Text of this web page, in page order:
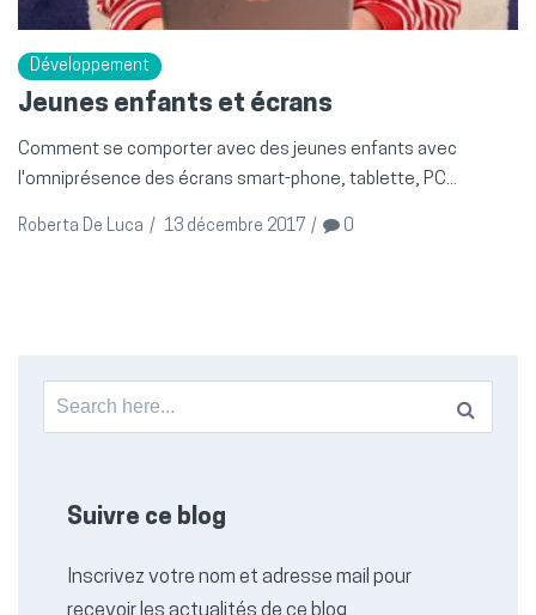
Développement
Jeunes enfants et écrans
Comment se comporter avec des jeunes enfants avec
l'omniprésence des écrans smart-phone, tablette, PC...
Roberta De Luca / 13 décembre 2017 / 0
Search
for:
Suivre ce blog
Inscrivez votre nom et adresse mail pour
recevoir les actualités de ce blog.